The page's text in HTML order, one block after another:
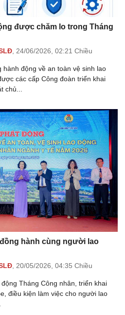
được chăm lo trong Tháng
24/06/2026, 02:21 Chiều
động về an toàn vệ sinh lao
các cấp Công đoàn triển khai
chủ...
hành cùng người lao
, 20/05/2026, 04:35 Chiều
Tháng Công nhân, triển khai
điều kiện làm việc cho người lao